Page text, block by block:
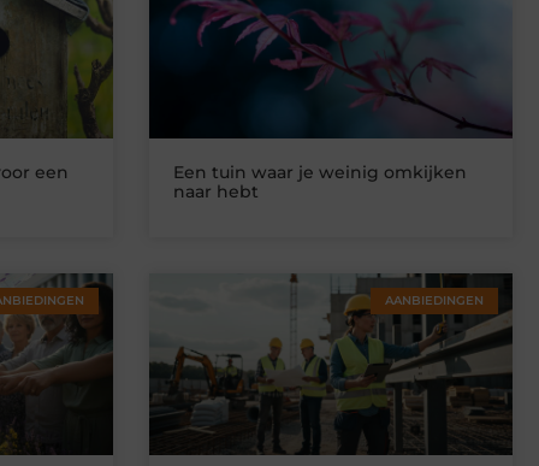
een
Een tuin waar je weinig omkijken
naar hebt
AANBIEDINGEN